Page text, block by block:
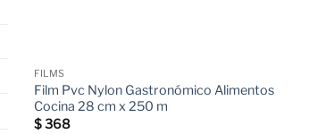
FILMS
Film Pvc Nylon Gastronómico Alimentos
Cocina 28 cm x 250 m
$368